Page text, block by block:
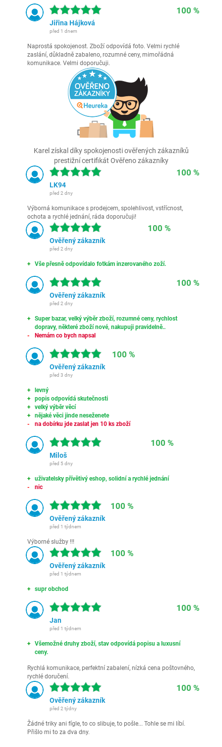
100 %
Jiřina Hájková
před 1 dnem
Naprostá spokojenost. Zboží odpovídá foto. Velmi rychlé
zaslání, důkladně zabaleno, rozumné ceny, mimořádná
komunikace. Velmi doporučuji.
Karel získal díky spokojenosti ověřených zákazníků
prestižní certifikát Ověřeno zákazníky
100 %
LK94
před 2 dny
Výborná komunikace s prodejcem, spolehlivost, vstřícnost,
ochota a rychlé jednání, ráda doporučuji!
100 %
Ověřený zákazník
před 2 dny
Vše přesně odpovídalo fotkám inzerovaného zoží.
100 %
Ověřený zákazník
před 2 dny
Super bazar, velký výběr zboží, rozumné ceny, rychlost
dopravy, některé zboží nové, nakupuji pravidelně..
Nemám co bych napsal
100 %
Ověřený zákazník
před 3 dny
levný
popis odpovídá skutečnosti
velký výběr věcí
nějaké věci jinde neseženete
na dobírku jde zaslat jen 10 ks zboží
100 %
Miloš
před 5 dny
uživatelsky přívětivý eshop, solidní a rychlé jednání
nic
100 %
Ověřený zákazník
před 1 týdnem
Výborné služby !!!
100 %
Ověřený zákazník
před 1 týdnem
supr obchod
100 %
Jan
před 1 týdnem
Všemožné druhy zboží, stav odpovídá popisu a luxusní
ceny.
Rychlá komunikace, perfektní zabalení, nízká cena poštovného,
rychlé doručení.
100 %
Ověřený zákazník
před 2 týdny
Žádné triky ani fígle, to co slibuje, to pošle... Tohle se mi líbí.
Přišlo mi to za dva dny.